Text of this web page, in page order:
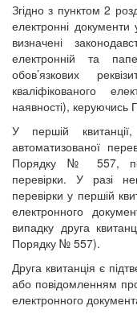
Згідно з пунктом 2
електронні
визначені
електронній та
обов’язкових
кваліфікованого
наявності),
У першій
автоматизованої
Порядку № 557,
перевірки. У разі
перевірки у першій
електронного
випадку друга
Порядку № 557).
Друга квитанція є
або повідомленням
електронного